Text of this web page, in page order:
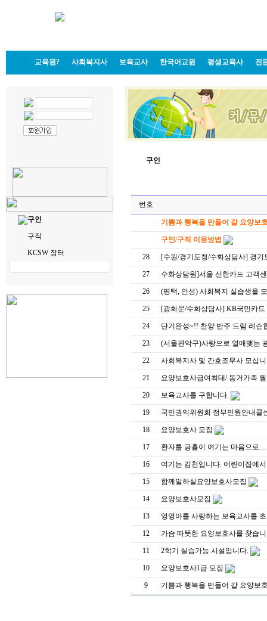
교육원? 사회복지사 보육교사 한국어교원 평생교육사 전
구인
구직
KCSW 장터
구인
번호
기쁨과 행복을 만들어 갈 요양보
구인/구직 이용방법
28 [수원/경기도청/수화상담사] 경
27 수화상담원]서울 신한카드 고객
26 (평택, 안성) 사회복지 실습생을
25 [광화문/수화상담사] KB국민카
24 단기완성~!! 찬양 반주 드럼 레슨
23 (서울관악구)사랑으로 열매맺는
22 사회복지사 및 간호조무사 모십
21 요양보호사급여최대/ 동거가족
20 보육교사를 구합니다.
19 국민권익위원회 정부민원안내콜
18 요양보호사 모집
17 환자를 긍휼이 여기는 마음으로
16 여기는 김천입니다. 어린이집에
15 함께일하실요양보호사모집
14 요양보호사모집
13 영영아를 사랑하는 보육교사를
12 가슴 따뜻한 요양보호사를 찾습
11 2학기 실습가능 시설입니다.
10 요양보호사1급 모집
9 기쁨과 행복을 만들어 갈 요양보